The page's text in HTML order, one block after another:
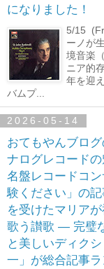
になりました！
5/15
ーノが
境音楽
ニア的
年を迎
バムプ...
2026-05-14
おてもやんブロ
ナログレコード
名盤レコードコ
験ください」の
を受けたマリア
歌う讃歌 ― 完璧
と美しいディク
一」が総合記事